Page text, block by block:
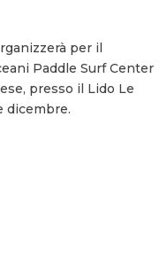
per il
Paddle Surf Center
presso il Lido Le
dicembre.